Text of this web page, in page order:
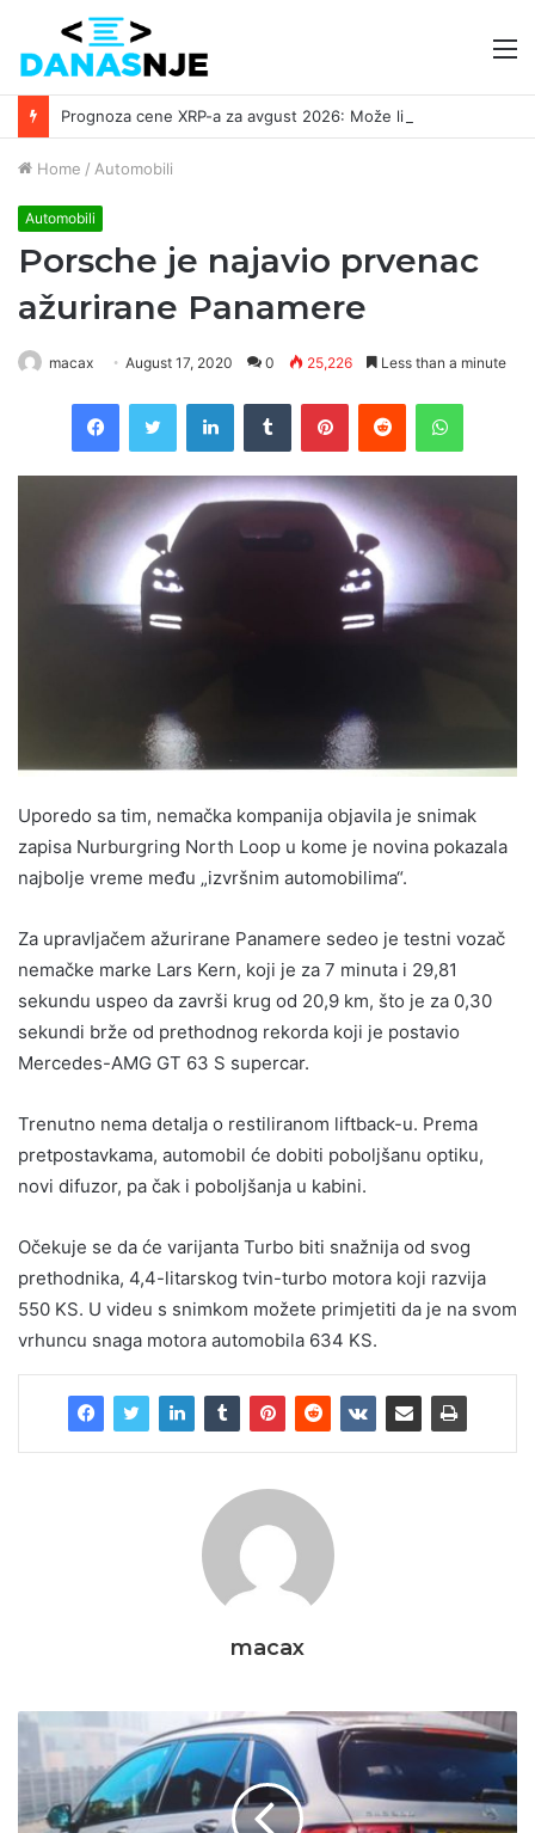
Home / Automobili
Automobili
Porsche je najavio prvenac
ažurirane Panamere
macax August 17, 2020 0 25,226 Less than a minute
FacebookTwitter LinkedInTumblr PinterestReddit
Uporedo sa tim, nemačka kompanija objavila je snimak
zapisa Nurburgring North Loop u kome je novina pokazala
najbolje vreme među „izvršnim automobilima“.
Za upravljačem ažurirane Panamere sedeo je testni vozač
nemačke marke Lars Kern, koji je za 7 minuta i 29,81
sekundu uspeo da završi krug od 20,9 km, što je za 0,30
sekundi brže od prethodnog rekorda koji je postavio
Mercedes-AMG GT 63 S supercar.
Trenutno nema detalja o restiliranom liftback-u. Prema
pretpostavkama, automobil će dobiti poboljšanu optiku,
novi difuzor, pa čak i poboljšanja u kabini.
Očekuje se da će varijanta Turbo biti snažnija od svog
prethodnika, 4,4-litarskog tvin-turbo motora koji razvija
550 KS. U videu s snimkom možete primjetiti da je na svom
vrhuncu snaga motora automobila 634 KS.
macax